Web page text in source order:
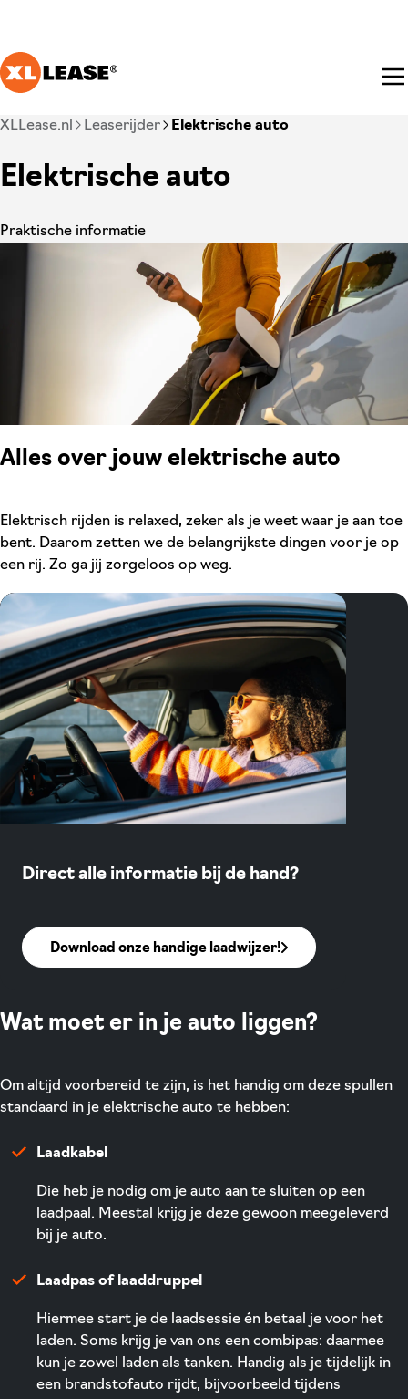
Je bent nu voorbij het hoofdmenu
XLLease.nl Leaserijder Elektrische auto
Elektrische auto
Praktische informatie
Alles over jouw elektrische auto
Elektrisch rijden is relaxed, zeker als je weet waar je aan toe
bent. Daarom zetten we de belangrijkste dingen voor je op
een rij. Zo ga jij zorgeloos op weg.
Wat moet er in je auto liggen?
Om altijd voorbereid te zijn, is het handig om deze spullen
standaard in je elektrische auto te hebben:
Laadkabel
Die heb je nodig om je auto aan te sluiten op een
laadpaal. Meestal krijg je deze gewoon meegeleverd
bij je auto.
Laadpas of laaddruppel
Hiermee start je de laadsessie én betaal je voor het
laden. Soms krijg je van ons een combipas: daarmee
kun je zowel laden als tanken. Handig als je tijdelijk in
een brandstofauto rijdt, bijvoorbeeld tijdens
Direct alle informatie bij de hand?
Download onze handige laadwijzer!